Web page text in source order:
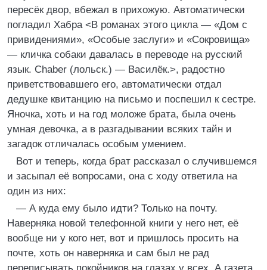
пересёк двор, вбежал в прихожую. Автоматически
погладил Хабра <В романах этого цикла — «Дом с
привидениями», «Особые заслуги» и «Сокровища»
— кличка собаки давалась в переводе на русский
язык. Chaber (лольск.) — Василёк.>, радостно
приветствовавшего его, автоматически отдал
дедушке квитанцию на письмо и поспешил к сестре.
Яночка, хоть и на год моложе брата, была очень
умная девочка, а в разгадывании всяких тайн и
загадок отличалась особым умением.
Вот и теперь, когда брат рассказал о случившемся
и засыпал её вопросами, она с ходу ответила на
один из них:
— А куда ему было идти? Только на почту.
Наверняка новой телефонной книги у него нет, её
вообще ни у кого нет, вот и пришлось просить на
почте, хоть он наверняка и сам был не рад